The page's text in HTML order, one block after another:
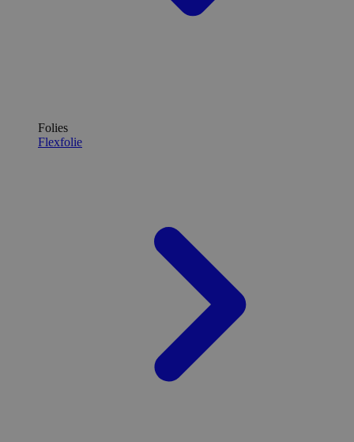
Folies
Flexfolie